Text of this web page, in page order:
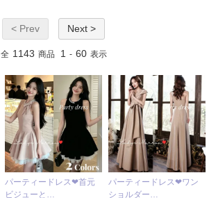
< Prev Next >
全 1143 商品 1 - 60 表示
パーティードレス❤首元
ビジューと…
パーティードレス❤ワン
ショルダー…